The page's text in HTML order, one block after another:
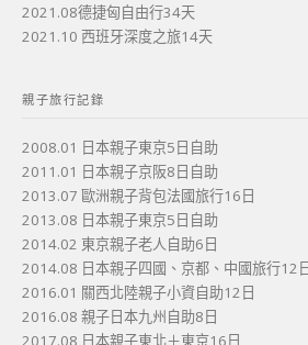
2021.08德捷匈自由行34天
2021.10 西班牙深度之旅14天
親子旅行記錄
2008.01 日本親子東京5日自助
2011.01 日本親子京阪8日自助
2013.07 歐洲親子背包法國旅行16日
2013.08 日本親子東京5日自助
2014.02 東京親子老人自助6日
2014.08 日本親子四國、京都、中國旅行12
2016.01 關西北陸親子小資自助12日
2016.08 親子日本九州自助8日
2017.08 日本親子東北＋東京16日